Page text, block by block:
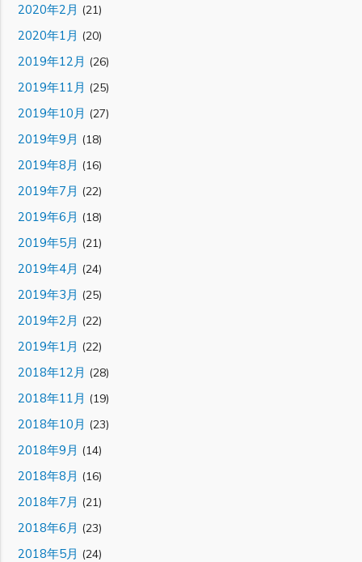
2020年2月 (21)
2020年1月 (20)
2019年12月 (26)
2019年11月 (25)
2019年10月 (27)
2019年9月 (18)
2019年8月 (16)
2019年7月 (22)
2019年6月 (18)
2019年5月 (21)
2019年4月 (24)
2019年3月 (25)
2019年2月 (22)
2019年1月 (22)
2018年12月 (28)
2018年11月 (19)
2018年10月 (23)
2018年9月 (14)
2018年8月 (16)
2018年7月 (21)
2018年6月 (23)
2018年5月 (24)